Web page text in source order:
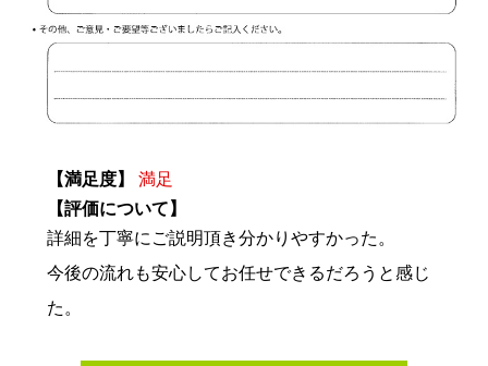
【満足度】
満足
【評価について】
詳細を丁寧にご説明頂き分かりやすかった。
今後の流れも安心してお任せできるだろうと感じ
た。